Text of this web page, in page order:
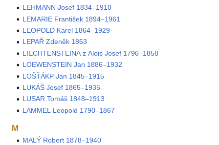
LEHMANN Josef 1834–1910
LEMARIE František 1894–1961
LEOPOLD Karel 1864–1929
LEPAŘ Zdeněk 1863
LIECHTENSTEINA z Alois Josef 1796–1858
LOEWENSTEIN Jan 1886–1932
LOŠŤÁKP Jan 1845–1915
LUKÁŠ Josef 1865–1935
LUSAR Tomáš 1848–1913
LÄMMEL Leopold 1790–1867
M
MALÝ Robert 1878–1940